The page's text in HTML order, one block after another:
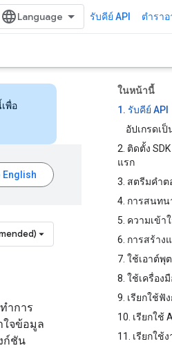
รับคีย์ API ตำราอ
ในหน้านี้
1. รับคีย์ API
อัปเกรดเ
2. ติดตั้ง
แรก
3. สตรีมคำต
4. การสนทน
5. ความเข้
6. การสร้าง
7. ใช้เอาต์พุ
8. ใช้เครื่อง
9. เรียกใช้ฟั
10. เรียกใช้
11. เรียกใช้
พื่อ
ำการ
ใจข้อมูล
ก์ชัน